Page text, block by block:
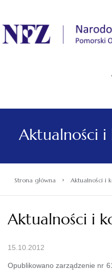
.
Aktualności
Strona główna › Aktualności i
Aktualności i
15.10.2012
Opublikowano zarządzenie nr